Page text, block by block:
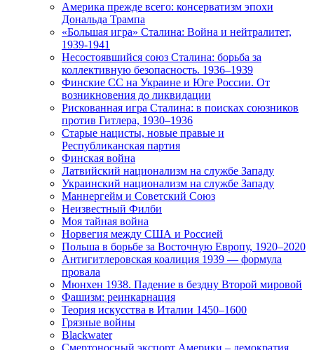
Америка прежде всего: консерватизм эпохи
Дональда Трампа
«Большая игра» Сталина: Война и нейтралитет,
1939-1941
Несостоявшийся союз Сталина: борьба за
коллективную безопасность. 1936–1939
Финские СС на Украине и Юге России. От
возникновения до ликвидации
Рискованная игра Сталина: в поисках союзников
против Гитлера, 1930–1936
Старые нацисты, новые правые и
Республиканская партия
Финская война
Латвийский национализм на службе Западу
Украинский национализм на службе Западу
Маннергейм и Советский Союз
Неизвестный Филби
Моя тайная война
Норвегия между США и Россией
Польша в борьбе за Восточную Европу, 1920–2020
Антигитлеровская коалиция 1939 — формула
провала
Мюнхен 1938. Падение в бездну Второй мировой
Фашизм: реинкарнация
Теория искусства в Италии 1450–1600
Грязные войны
Blackwater
Смертоносный экспорт Америки – демократия